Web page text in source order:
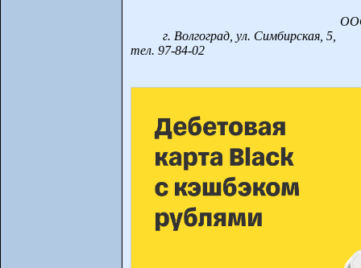
г. Волгоград, ул. Симбирская, 5,
тел. 97-84-02